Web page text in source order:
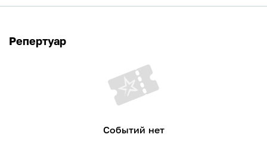
Репертуар
Событий нет